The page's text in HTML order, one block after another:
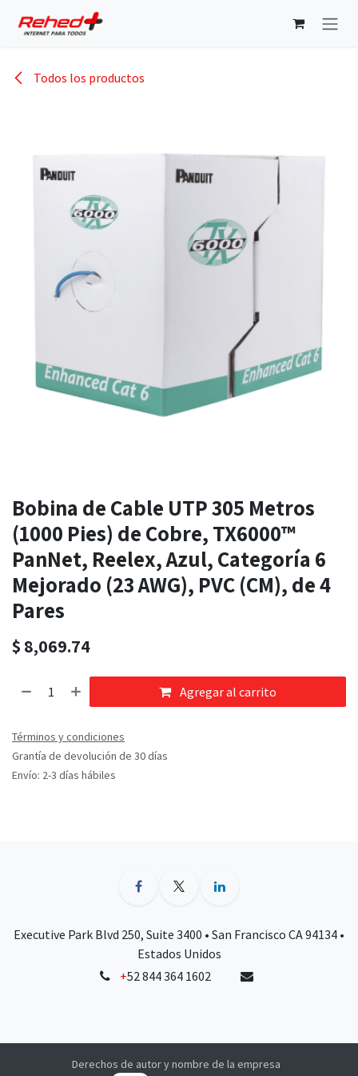
Todos los productos
Bobina de Cable UTP 305 Metros
(1000 Pies) de Cobre, TX6000™
PanNet, Reelex, Azul, Categoría 6
Mejorado (23 AWG), PVC (CM), de 4
Pares
$ 8,069.74
Agregar al carrito
Términos y condiciones
Grantía de devolución de 30 días
Envío: 2-3 días hábiles
Executive Park Blvd 250, Suite 3400 • San Francisco CA 94134 •
Estados Unidos
+52 844 364 1602
Derechos de autor y nombre de la empresa